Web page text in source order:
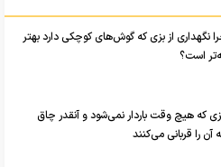
نگهداری از بزی که گوش‌های کوچکی دارد بهتر
است؟
که هیچ وقت باردار نمی‌شود و آنقدر چاق
را قربانی می‌کنند